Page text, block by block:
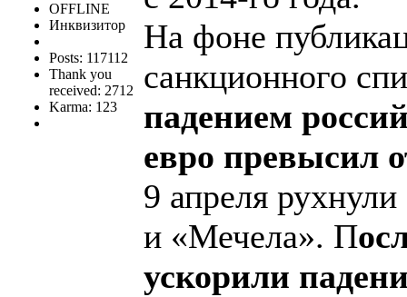
OFFLINE
Инквизитор
Posts: 117112
Thank you
received: 2712
Karma: 123
На фоне
санкционного
падением
евро превысил
9 апреля
и «Мечела». П
ускорили